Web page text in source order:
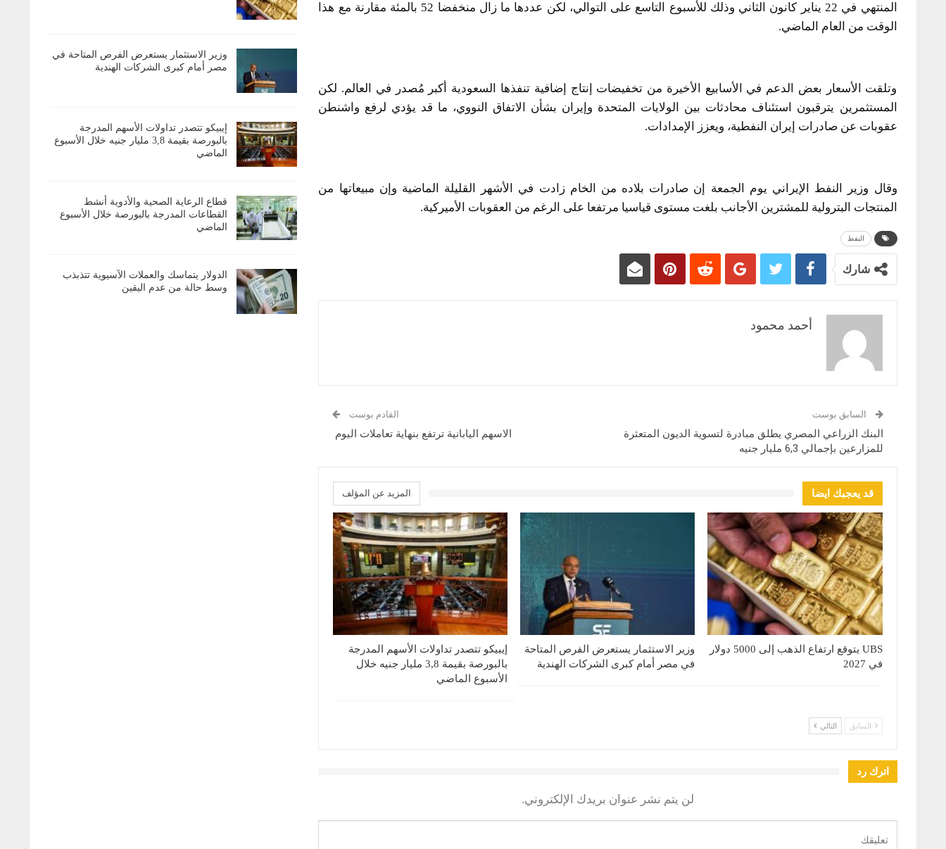
المنتهي في 22 يناير كانون الثاني وذلك للأسبوع التاسع على التوالي، لكن عددها ما زال منخفضا 52 بالمئة مقارنة مع هذا
الوقت من العام الماضي.
وتلقت الأسعار بعض الدعم في الأسابيع الأخيرة من تخفيضات إنتاج إضافية تنفذها السعودية أكبر مُصدر في العالم. لكن
المستثمرين يترقبون استئناف محادثات بين الولايات المتحدة وإيران بشأن الاتفاق النووي، ما قد يؤدي لرفع واشنطن
عقوبات عن صادرات إيران النفطية، ويعزز الإمدادات.
وقال وزير النفط الإيراني يوم الجمعة إن صادرات بلاده من الخام زادت في الأشهر القليلة الماضية وإن مبيعاتها من
المنتجات البترولية للمشترين الأجانب بلغت مستوى قياسيا مرتفعا على الرغم من العقوبات الأميركية.
النفط
شارك
أحمد محمود
السابق بوست
البنك الزراعي المصري يطلق مبادرة لتسوية الديون المتعثرة
للمزارعين بإجمالي 6,3 مليار جنيه
القادم بوست
الاسهم اليابانية ترتفع بنهاية تعاملات اليوم
قد يعجبك ايضا المزيد عن المؤلف
UBS يتوقع ارتفاع الذهب إلى 5000 دولار
في 2027
وزير الاستثمار يستعرض الفرص المتاحة
في مصر أمام كبرى الشركات الهندية
إيبيكو تتصدر تداولات الأسهم المدرجة
بالبورصة بقيمة 3,8 مليار جنيه خلال
الأسبوع الماضي
السابق التالي
اترك رد
لن يتم نشر عنوان بريدك الإلكتروني.
وزير الاستثمار يستعرض الفرص المتاحة في
مصر أمام كبرى الشركات الهندية
إيبيكو تتصدر تداولات الأسهم المدرجة
بالبورصة بقيمة 3,8 مليار جنيه خلال الأسبوع
الماضي
قطاع الرعاية الصحية والأدوية أنشط
القطاعات المدرجة بالبورصة خلال الأسبوع
الماضي
الدولار يتماسك والعملات الآسيوية تتذبذب
وسط حالة من عدم اليقين